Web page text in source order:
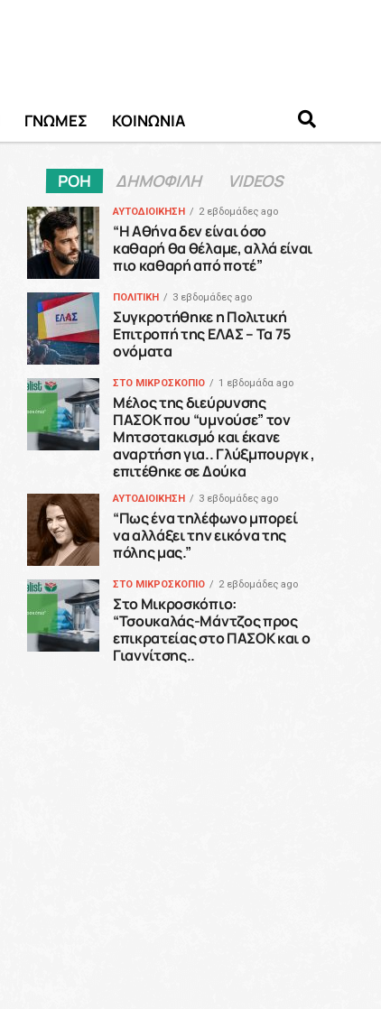
ΓΝΩΜΕΣ ΚΟΙΝΩΝΙΑ
ΡΟΗ ΔΗΜΟΦΙΛΗ VIDEOS
ΑΥΤΟΔΙΟΙΚΗΣΗ 2 εβδομάδες ago
“H Αθήνα δεν είναι όσο
καθαρή θα θέλαμε, αλλά είναι
πιο καθαρή από ποτέ”
ΠΟΛΙΤΙΚΗ 3 εβδομάδες ago
Συγκροτήθηκε η Πολιτική
Επιτροπή της ΕΛΑΣ – Τα 75
ονόματα
ΣΤΟ ΜΙΚΡΟΣΚΟΠΙΟ 1 εβδομάδα ago
Μέλος της διεύρυνσης
ΠΑΣΟΚ που “υμνούσε” τον
Μητσοτακισμό και έκανε
αναρτήση για.. Γλύξμπουργκ ,
επιτέθηκε σε Δούκα
ΑΥΤΟΔΙΟΙΚΗΣΗ 3 εβδομάδες ago
“Πως ένα τηλέφωνο μπορεί
να αλλάξει την εικόνα της
πόλης μας.”
ΣΤΟ ΜΙΚΡΟΣΚΟΠΙΟ 2 εβδομάδες ago
Στο Μικροσκόπιο:
“Τσουκαλάς-Μάντζος προς
επικρατείας στο ΠΑΣΟΚ και ο
Γιαννίτσης..